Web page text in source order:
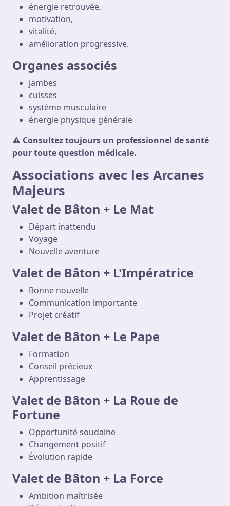
énergie retrouvée,
motivation,
vitalité,
amélioration progressive.
Organes associés
jambes
cuisses
système musculaire
énergie physique générale
⚠️ Consultez toujours un professionnel de santé
pour toute question médicale.
Associations avec les Arcanes
Majeurs
Valet de Bâton + Le Mat
Départ inattendu
Voyage
Nouvelle aventure
Valet de Bâton + L'Impératrice
Bonne nouvelle
Communication importante
Projet créatif
Valet de Bâton + Le Pape
Formation
Conseil précieux
Apprentissage
Valet de Bâton + La Roue de
Fortune
Opportunité soudaine
Changement positif
Évolution rapide
Valet de Bâton + La Force
Ambition maîtrisée